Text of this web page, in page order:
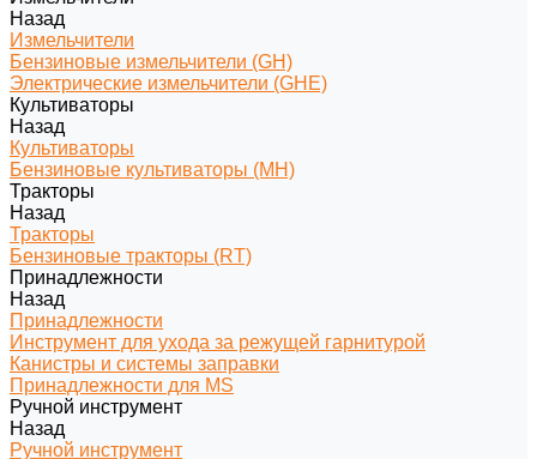
Назад
Измельчители
Бензиновые измельчители (GH)
Электрические измельчители (GHE)
Культиваторы
Назад
Культиваторы
Бензиновые культиваторы (MH)
Тракторы
Назад
Тракторы
Бензиновые тракторы (RT)
Принадлежности
Назад
Принадлежности
Инструмент для ухода за режущей гарнитурой
Канистры и системы заправки
Принадлежности для MS
Ручной инструмент
Назад
Ручной инструмент